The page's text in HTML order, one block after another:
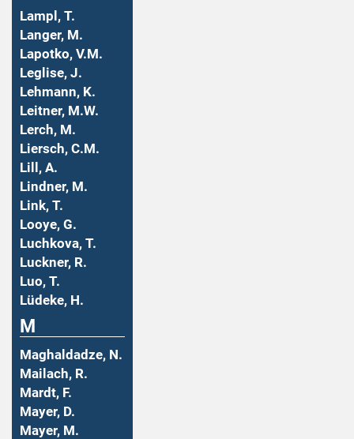
Lampl, T.
Langer, M.
Lapotko, V.M.
Leglise, J.
Lehmann, K.
Leitner, M.W.
Lerch, M.
Liersch, C.M.
Lill, A.
Lindner, M.
Link, T.
Looye, G.
Luchkova, T.
Luckner, R.
Luo, T.
Lüdeke, H.
M
Maghaldadze, N.
Mailach, R.
Mardt, F.
Mayer, D.
Mayer, M.